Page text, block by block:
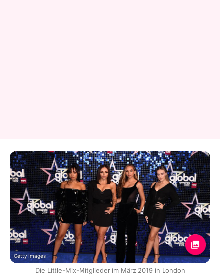
Getty Images
Die Little-Mix-Mitglieder im März 2019 in London